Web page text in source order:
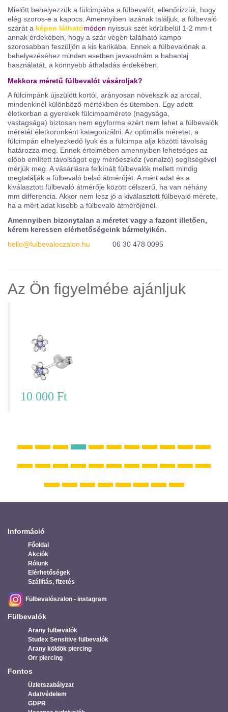
Mielőtt behelyezzük a fülcimpába a fülbevalót, ellenőrizzük, hogy
elég szoros-e a kapocs. Amennyiben lazának találjuk, a fülbevaló
szárát a képen láthatómódon nyissuk szét körülbelül 1-2 mm-t
annak érdekében, hogy a szár végén található kampó
szorosabban feszüljön a kis karikába. Ennek a fülbevalónak a
behelyezéséhez minden esetben javasolnám a babaolaj
használatát, a könnyebb áthaladás érdekében.
Mekkora méretű fülbevalót vásároljak?
A fülcimpánk újszülött kortól, arányosan növekszik az arccal,
mindenkinél különböző mértékben és ütemben. Egy adott
életkorban a gyerekek fülcimpamérete (nagysága,
vastagsága) biztosan nem egyforma ezért nem lehet a fülbevalók
méretét életkoronként kategorizálni. Az optimális méretet, a
fülcimpán elhelyezkedő lyuk és a fülcimpa alja közötti távolság
határozza meg. Ennek értelmében amennyiben lehetséges az
előbb említett távolságot egy mérőeszköz (vonalzó) segítségével
mérjük meg. A vásárlásra felkínált fülbevalók mellett mindig
megtalálják a fülbevaló belső átmérőjét. A mért adat és a
kiválasztott fülbevaló átmérője között célszerű, ha van néhány
mm differencia. Akkor nem lesz jó a kiválasztott fülbevaló mérete,
ha a mért adat kisebb a fülbevaló átmérőjénél.
Amennyiben bizonytalan a méretet vagy a fazont illetően,
kérem keressen elérhetőségeink bármelyikén.
hello@fulbevaloszalon.hu
06 30 478 0095
Az Ön figyelmébe ajánljuk
10 000 Ft
Információ
Főoldal
Akciók
Rólunk
Elérhetőségek
Szállítás, fizetés
Fülbevalószalon - instagram
Fülbevalók
Arany fülbevalók
Studex Sensitive fülbevalók
Arany köldök piercing
Orr piercing
Fontos
Üzletszabályzat
Adatvédelem
GDPR